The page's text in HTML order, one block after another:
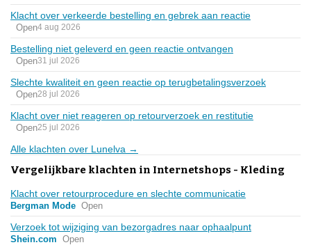
Klacht over verkeerde bestelling en gebrek aan reactie
Open4 aug 2026
Bestelling niet geleverd en geen reactie ontvangen
Open31 jul 2026
Slechte kwaliteit en geen reactie op terugbetalingsverzoek
Open28 jul 2026
Klacht over niet reageren op retourverzoek en restitutie
Open25 jul 2026
Alle klachten over Lunelva →
Vergelijkbare klachten in Internetshops - Kleding
Klacht over retourprocedure en slechte communicatie
Bergman Mode Open
Verzoek tot wijziging van bezorgadres naar ophaalpunt
Shein.com Open